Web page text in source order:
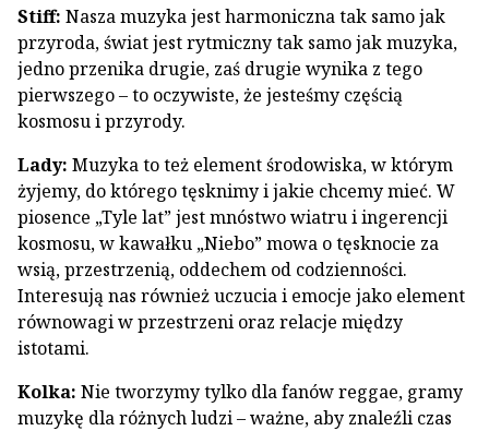
Stiff: Nasza muzyka jest harmoniczna tak samo jak
przyroda, świat jest rytmiczny tak samo jak muzyka,
jedno przenika drugie, zaś drugie wynika z tego
pierwszego – to oczywiste, że jesteśmy częścią
kosmosu i przyrody.
Lady: Muzyka to też element środowiska, w którym
żyjemy, do którego tęsknimy i jakie chcemy mieć. W
piosence „Tyle lat” jest mnóstwo wiatru i ingerencji
kosmosu, w kawałku „Niebo” mowa o tęsknocie za
wsią, przestrzenią, oddechem od codzienności.
Interesują nas również uczucia i emocje jako element
równowagi w przestrzeni oraz relacje między
istotami.
Kolka: Nie tworzymy tylko dla fanów reggae, gramy
muzykę dla różnych ludzi – ważne, aby znaleźli czas